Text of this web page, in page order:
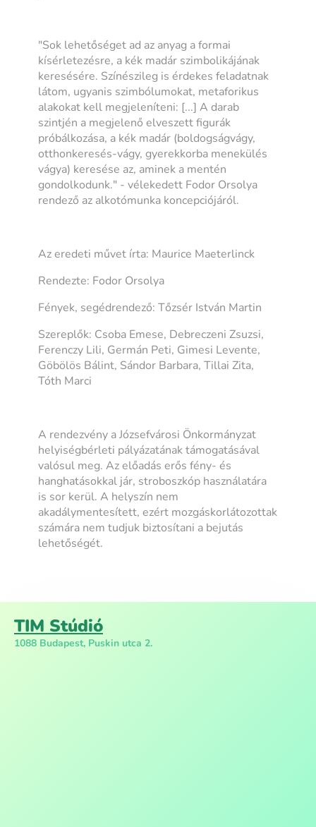
"Sok lehetőséget ad az anyag a formai
kísérletezésre, a kék madár szimbolikájának
keresésére. Színészileg is érdekes feladatnak
látom, ugyanis szimbólumokat, metaforikus
alakokat kell megjeleníteni: [...] A darab
szintjén a megjelenő elveszett figurák
próbálkozása, a kék madár (boldogságvágy,
otthonkeresés-vágy, gyerekkorba menekülés
vágya) keresése az, aminek a mentén
gondolkodunk." - vélekedett Fodor Orsolya
rendező az alkotómunka koncepciójáról.
Az eredeti művet írta: Maurice Maeterlinck
Rendezte: Fodor Orsolya
Fények, segédrendező: Tőzsér István Martin
Szereplők: Csoba Emese, Debreczeni Zsuzsi,
Ferenczy Lili, Germán Peti, Gimesi Levente,
Göbölös Bálint, Sándor Barbara, Tillai Zita,
Tóth Marci
A rendezvény a Józsefvárosi Önkormányzat
helyiségbérleti pályázatának támogatásával
valósul meg. Az előadás erős fény- és
hanghatásokkal jár, stroboszkóp használatára
is sor kerül. A helyszín nem
akadálymentesített, ezért mozgáskorlátozottak
számára nem tudjuk biztosítani a bejutás
lehetőségét.
TIM Stúdió
1088 Budapest, Puskin utca 2.